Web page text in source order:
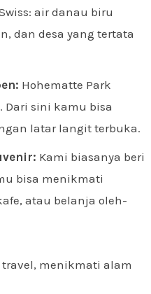
air danau biru
dan desa yang tertata
Hohematte Park
sini kamu bisa
latar langit terbuka.
Kami biasanya beri
bisa menikmati
atau belanja oleh-
menikmati alam